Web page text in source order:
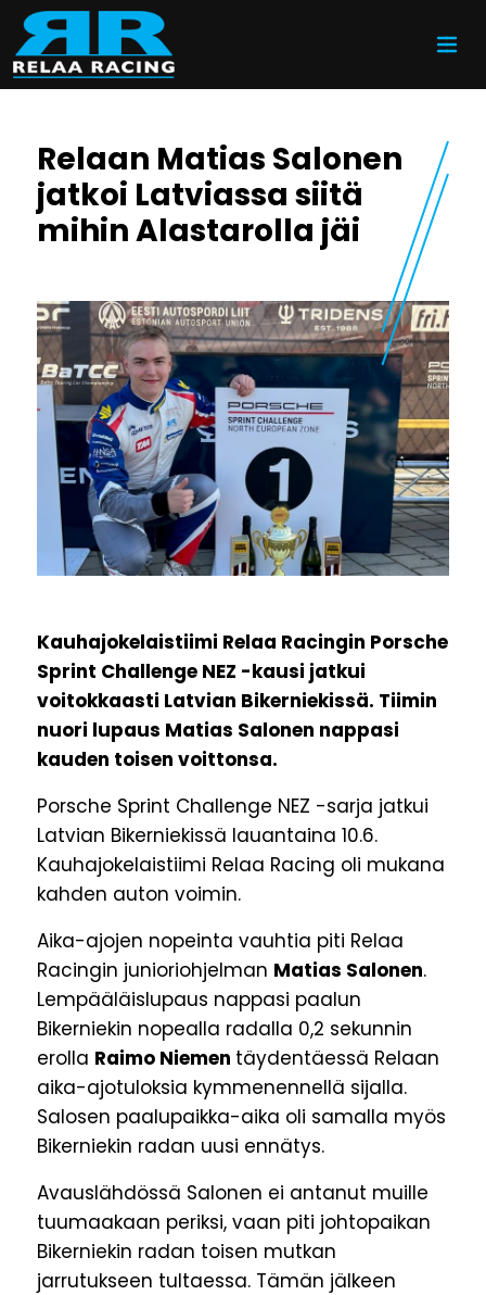
Siirry sisältöön
Relaan Matias Salonen
jatkoi Latviassa siitä
mihin Alastarolla jäi
Kauhajokelaistiimi Relaa Racingin Porsche
Sprint Challenge NEZ -kausi jatkui
voitokkaasti Latvian Bikerniekissä. Tiimin
nuori lupaus Matias Salonen nappasi
kauden toisen voittonsa.
Porsche Sprint Challenge NEZ -sarja jatkui
Latvian Bikerniekissä lauantaina 10.6.
Kauhajokelaistiimi Relaa Racing oli mukana
kahden auton voimin.
Aika-ajojen nopeinta vauhtia piti Relaa
Racingin junioriohjelman Matias Salonen.
Lempääläislupaus nappasi paalun
Bikerniekin nopealla radalla 0,2 sekunnin
erolla Raimo Niemen täydentäessä Relaan
aika-ajotuloksia kymmenennellä sijalla.
Salosen paalupaikka-aika oli samalla myös
Bikerniekin radan uusi ennätys.
Avauslähdössä Salonen ei antanut muille
tuumaakaan periksi, vaan piti johtopaikan
Bikerniekin radan toisen mutkan
jarrutukseen tultaessa. Tämän jälkeen